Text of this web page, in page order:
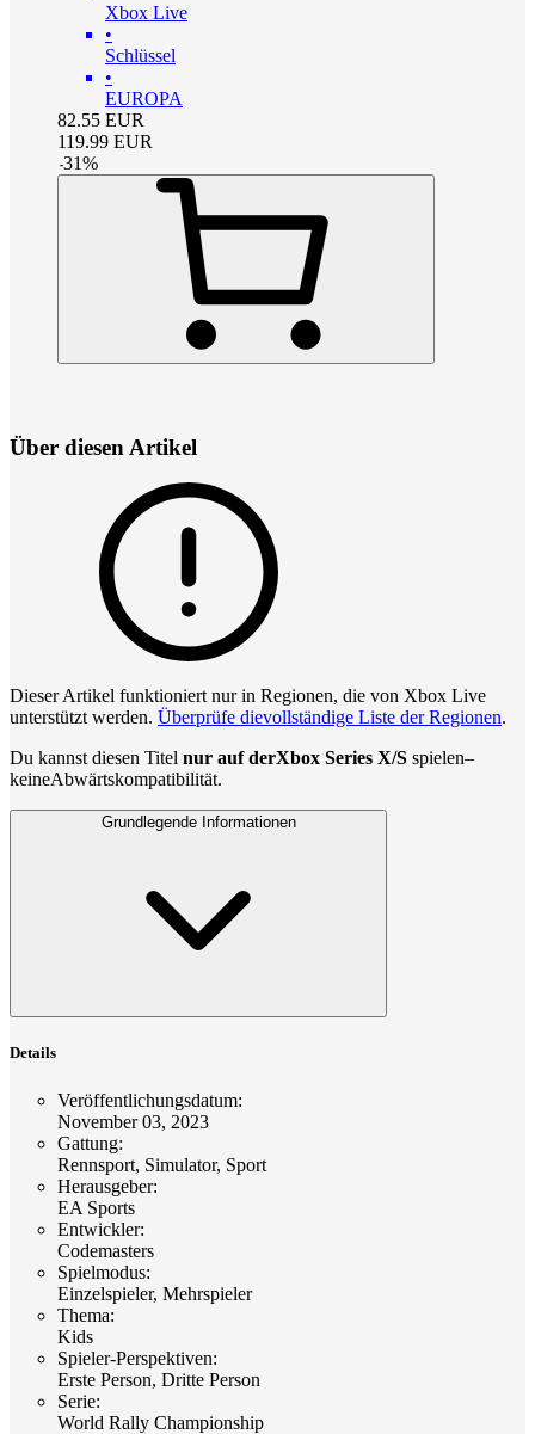
Xbox Live
•
Schlüssel
•
EUROPA
82.55 EUR
119.99 EUR
-31%
Über diesen Artikel
Dieser Artikel funktioniert nur in Regionen, die von Xbox Live
unterstützt werden. Überprüfe dievollständige Liste der Regionen.
Du kannst diesen Titel nur auf derXbox Series X/S spielen–
keineAbwärtskompatibilität.
Grundlegende Informationen
Details
Veröffentlichungsdatum:
November 03, 2023
Gattung:
Rennsport, Simulator, Sport
Herausgeber:
EA Sports
Entwickler:
Codemasters
Spielmodus:
Einzelspieler, Mehrspieler
Thema:
Kids
Spieler-Perspektiven:
Erste Person, Dritte Person
Serie:
World Rally Championship